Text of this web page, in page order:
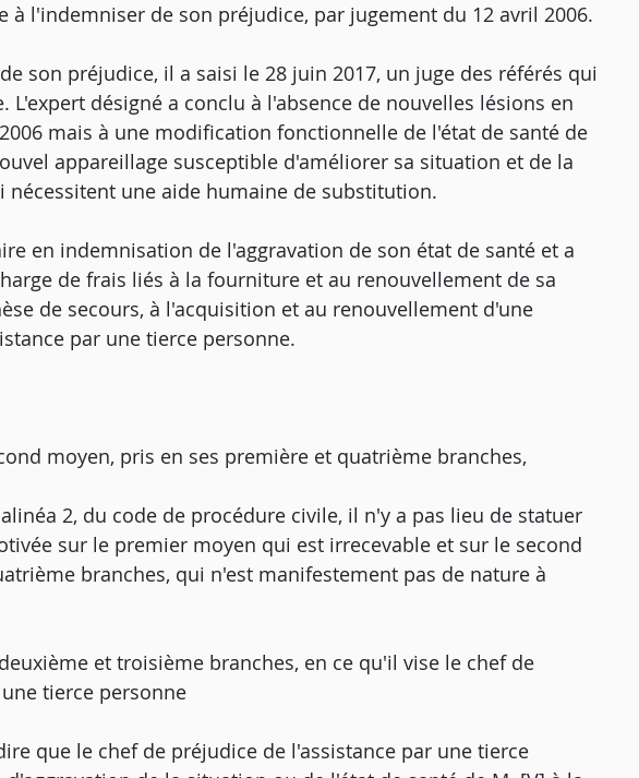
à l'indemniser de son préjudice, par jugement du 12 avril 2006.
son préjudice, il a saisi le 28 juin 2017, un juge des référés qui
désigné a conclu à l'absence de nouvelles lésions en
mais à une modification fonctionnelle de l'état de santé de
appareillage susceptible d'améliorer sa situation et de la
nécessitent une aide humaine de substitution.
en indemnisation de l'aggravation de son état de santé et a
de frais liés à la fourniture et au renouvellement de sa
de secours, à l'acquisition et au renouvellement d'une
par une tierce personne.
moyen, pris en ses première et quatrième branches,
2, du code de procédure civile, il n'y a pas lieu de statuer
sur le premier moyen qui est irrecevable et sur le second
branches, qui n'est manifestement pas de nature à
et troisième branches, en ce qu'il vise le chef de
tierce personne
que le chef de préjudice de l'assistance par une tierce